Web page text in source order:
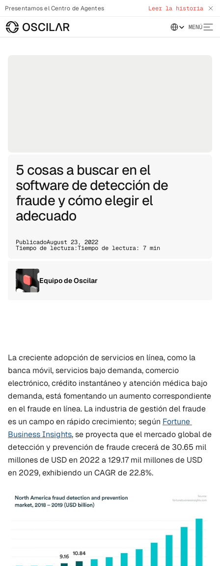
Presentamos el Centro de Agentes Leer la historia
Select Language
MENÚ
5 cosas a buscar en el
software de detección de
fraude y cómo elegir el
adecuado
PublicadoAugust 23, 2022
Tiempo de lectura:Tiempo de lectura: 7 min
Equipo de Oscilar
La creciente adopción de servicios en línea, como la
banca móvil, servicios bajo demanda, comercio
electrónico, crédito instantáneo y atención médica bajo
demanda, está fomentando un aumento correspondiente
en el fraude en línea. La industria de gestión del fraude
es un campo en rápido crecimiento; según Fortune
Business Insights, se proyecta que el mercado global de
detección y prevención de fraude crecerá de 30.65 mil
millones de USD en 2022 a 129.17 mil millones de USD
en 2029, exhibiendo un CAGR de 22.8%.